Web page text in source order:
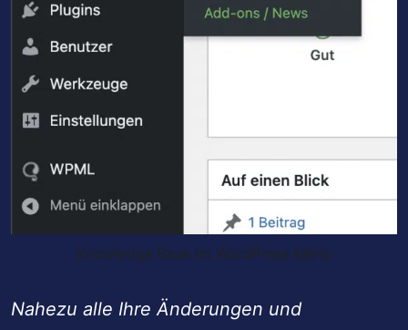
Knowledge Base im WordPress Menu
Nahezu alle Ihre Änderungen und